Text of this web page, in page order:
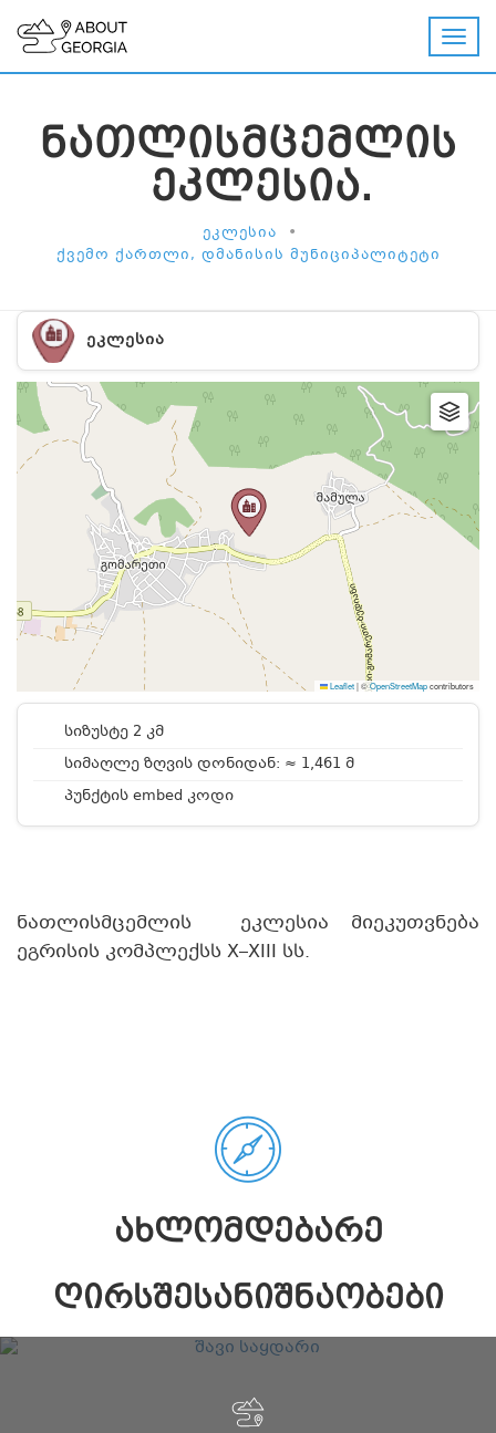
ᲜᲐᲗᲚᲘᲡᲛᲪᲔᲛᲚᲘᲡ
ᲔᲙᲚᲔᲡᲘᲐ.
ᲔᲙᲚᲔᲡᲘᲐ •
ᲥᲕᲔᲛᲝ ᲥᲐᲠᲗᲚᲘ, ᲓᲛᲐᲜᲘᲡᲘᲡ ᲛᲣᲜᲘᲪᲘᲞᲐᲚᲘᲢᲔᲢᲘ
ᲔᲙᲚᲔᲡᲘᲐ
Leaflet|©OpenStreetMapcontributors
სიზუსტე 2 კმ
სიმაღლე ზღვის დონიდან: ≈ 1,461 მ
პუნქტის embed კოდი
ნათლისმცემლის ეკლესია მიეკუთვნება
ეგრისის კომპლექსს X–XIII სს.
ᲐᲮᲚᲝᲛᲓᲔᲑᲐᲠᲔ
ᲦᲘᲠᲡᲨᲔᲡᲐᲜᲘᲨᲜᲐᲝᲑᲔᲑᲘ